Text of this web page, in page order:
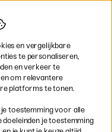
voor volumineuze producten.
en vergelijkbare
te personaliseren,
en verkeer te
om relevantere
platforms te tonen.
toestemming voor alle
je toestemming